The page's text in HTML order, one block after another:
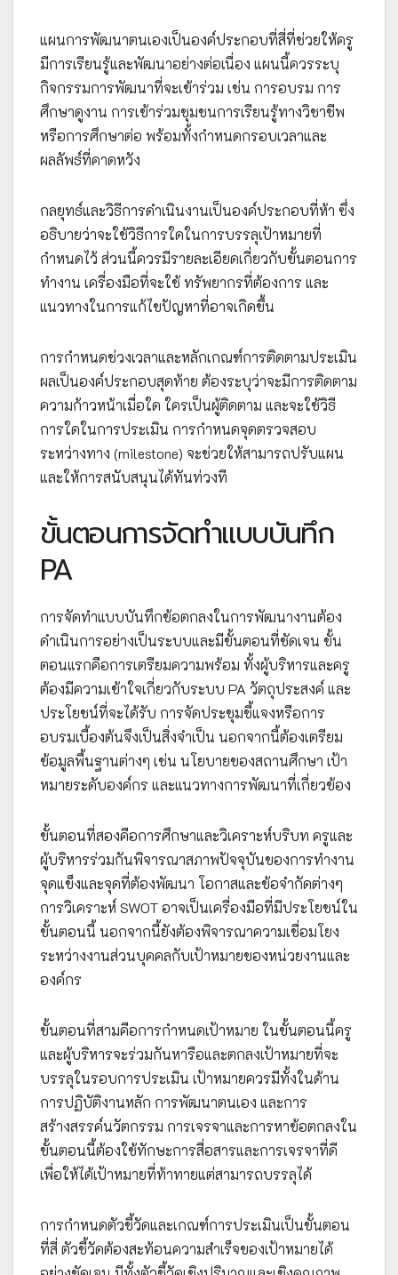
แผนการพัฒนาตนเองเป็นองค์ประกอบที่สี่ที่ช่วยให้ครู
มีการเรียนรู้และพัฒนาอย่างต่อเนื่อง แผนนี้ควรระบุ
กิจกรรมการพัฒนาที่จะเข้าร่วม เช่น การอบรม การ
ศึกษาดูงาน การเข้าร่วมชุมชนการเรียนรู้ทางวิชาชีพ
หรือการศึกษาต่อ พร้อมทั้งกำหนดกรอบเวลาและ
ผลลัพธ์ที่คาดหวัง
กลยุทธ์และวิธีการดำเนินงานเป็นองค์ประกอบที่ห้า ซึ่ง
อธิบายว่าจะใช้วิธีการใดในการบรรลุเป้าหมายที่
กำหนดไว้ ส่วนนี้ควรมีรายละเอียดเกี่ยวกับขั้นตอนการ
ทำงาน เครื่องมือที่จะใช้ ทรัพยากรที่ต้องการ และ
แนวทางในการแก้ไขปัญหาที่อาจเกิดขึ้น
การกำหนดช่วงเวลาและหลักเกณฑ์การติดตามประเมิน
ผลเป็นองค์ประกอบสุดท้าย ต้องระบุว่าจะมีการติดตาม
ความก้าวหน้าเมื่อใด ใครเป็นผู้ติดตาม และจะใช้วิธี
การใดในการประเมิน การกำหนดจุดตรวจสอบ
ระหว่างทาง (milestone) จะช่วยให้สามารถปรับแผน
และให้การสนับสนุนได้ทันท่วงที
ขั้นตอนการจัดทำแบบบันทึก
PA
การจัดทำแบบบันทึกข้อตกลงในการพัฒนางานต้อง
ดำเนินการอย่างเป็นระบบและมีขั้นตอนที่ชัดเจน ขั้น
ตอนแรกคือการเตรียมความพร้อม ทั้งผู้บริหารและครู
ต้องมีความเข้าใจเกี่ยวกับระบบ PA วัตถุประสงค์ และ
ประโยชน์ที่จะได้รับ การจัดประชุมชี้แจงหรือการ
อบรมเบื้องต้นจึงเป็นสิ่งจำเป็น นอกจากนี้ต้องเตรียม
ข้อมูลพื้นฐานต่างๆ เช่น นโยบายของสถานศึกษา เป้า
หมายระดับองค์กร และแนวทางการพัฒนาที่เกี่ยวข้อง
ขั้นตอนที่สองคือการศึกษาและวิเคราะห์บริบท ครูและ
ผู้บริหารร่วมกันพิจารณาสภาพปัจจุบันของการทำงาน
จุดแข็งและจุดที่ต้องพัฒนา โอกาสและข้อจำกัดต่างๆ
การวิเคราะห์ SWOT อาจเป็นเครื่องมือที่มีประโยชน์ใน
ขั้นตอนนี้ นอกจากนี้ยังต้องพิจารณาความเชื่อมโยง
ระหว่างงานส่วนบุคคลกับเป้าหมายของหน่วยงานและ
องค์กร
ขั้นตอนที่สามคือการกำหนดเป้าหมาย ในขั้นตอนนี้ครู
และผู้บริหารจะร่วมกันหารือและตกลงเป้าหมายที่จะ
บรรลุในรอบการประเมิน เป้าหมายควรมีทั้งในด้าน
การปฏิบัติงานหลัก การพัฒนาตนเอง และการ
สร้างสรรค์นวัตกรรม การเจรจาและการหาข้อตกลงใน
ขั้นตอนนี้ต้องใช้ทักษะการสื่อสารและการเจรจาที่ดี
เพื่อให้ได้เป้าหมายที่ท้าทายแต่สามารถบรรลุได้
การกำหนดตัวชี้วัดและเกณฑ์การประเมินเป็นขั้นตอน
ที่สี่ ตัวชี้วัดต้องสะท้อนความสำเร็จของเป้าหมายได้